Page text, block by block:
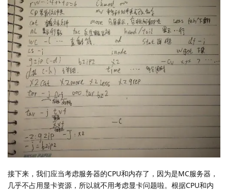
接下来，我们应当考虑服务器的CPU和内存了，因为是MC服务器，
几乎不占用显卡资源，所以就不用考虑显卡问题啦。根据CPU和内